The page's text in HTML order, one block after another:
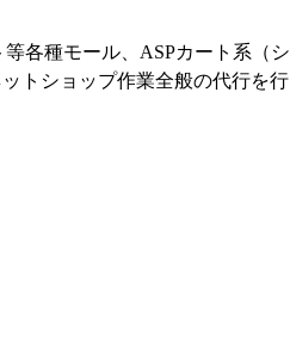
各種モール、ASPカート系（
トショップ作業全般の代行を